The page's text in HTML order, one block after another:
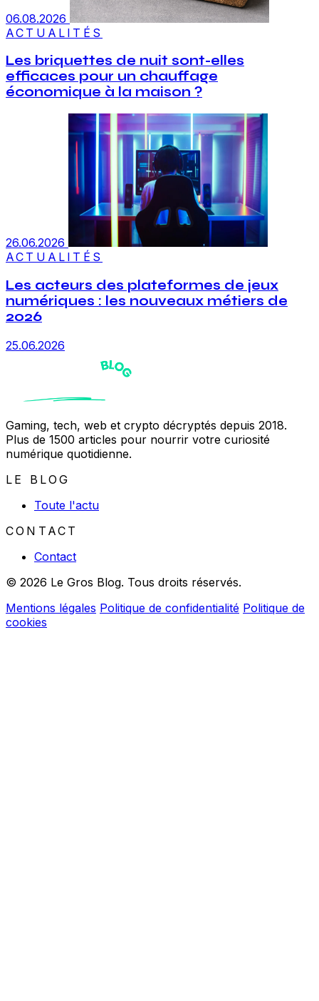
06.08.2026
ACTUALITÉS
Les briquettes de nuit sont-elles
efficaces pour un chauffage
économique à la maison ?
26.06.2026
ACTUALITÉS
Les acteurs des plateformes de jeux
numériques : les nouveaux métiers de
2026
25.06.2026
Gaming, tech, web et crypto décryptés depuis 2018.
Plus de 1500 articles pour nourrir votre curiosité
numérique quotidienne.
LE BLOG
Toute l'actu
CONTACT
Contact
© 2026 Le Gros Blog. Tous droits réservés.
Mentions légales Politique de confidentialité Politique de
cookies